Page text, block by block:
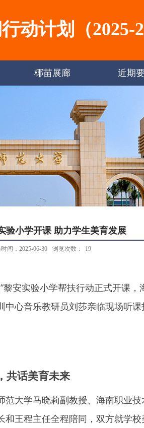
动计划（2025-
椰苗展廊 近期
验小学开课 助力学生美育发展
间：2025-06-30 浏览次数： 19
黎安实验小学帮扶行动正式开课，
心音乐教研员刘莎亲临现场听
共话美育未来
范大学马晓莉副教授、海南职业
王程主任全程陪同，双方就学